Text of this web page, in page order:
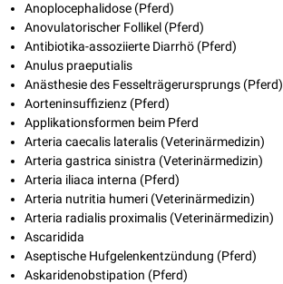
Anoplocephalidose (Pferd)
Anovulatorischer Follikel (Pferd)
Antibiotika-assoziierte Diarrhö (Pferd)
Anulus praeputialis
Anästhesie des Fesselträgerursprungs (Pferd)
Aorteninsuffizienz (Pferd)
Applikationsformen beim Pferd
Arteria caecalis lateralis (Veterinärmedizin)
Arteria gastrica sinistra (Veterinärmedizin)
Arteria iliaca interna (Pferd)
Arteria nutritia humeri (Veterinärmedizin)
Arteria radialis proximalis (Veterinärmedizin)
Ascaridida
Aseptische Hufgelenkentzündung (Pferd)
Askaridenobstipation (Pferd)